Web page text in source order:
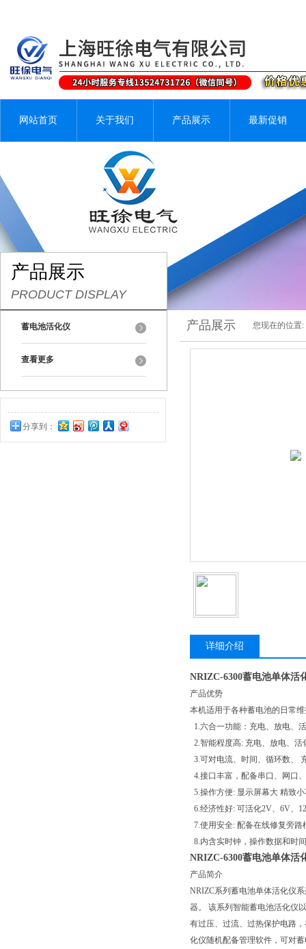
网站首页 关于我们 产品展示 最新促销
产品展示
PRODUCT DISPLAY
蓄电池活化仪
查看更多
分享到：
产品展示 您现在的位置:
详细介绍
NRIZC-6300蓄电池单体活
产品优势
本机适用于各种蓄电池的日常
1.六合一功能：充电、放电、
2.智能程度高: 充电、放电、活
3.可对电流、时间、循环数、
4.接口丰富，配备串口、网口
5.操作方便: 显示屏幕大 精致
6.经济性好: 可活化2V、6V、
7.使用安全: 配备在线修复旁路
8.内含实时钟，操作数据和时
NRIZC-6300蓄电池单体活
产品简介
NRIZC系列蓄电池单体活化仪
器。 该系列智能蓄电池活化仪
有过压、过流、过热保护电路
化仪随机配备管理软件，可对